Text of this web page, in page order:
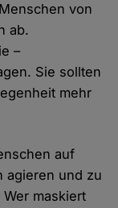
von
ab.
–
Sie sollten
mehr
auf
agieren und zu
maskiert